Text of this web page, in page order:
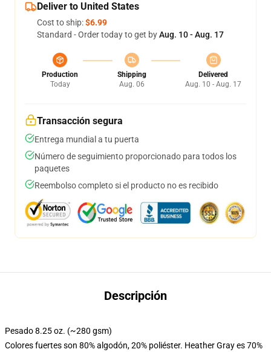
Deliver to United States
Cost to ship:$6.99
Standard - Order today to get byAug. 10 - Aug. 17
Production
Today
Shipping
Aug. 06
Delivered
Aug. 10 - Aug. 17
Transacción segura
Entrega mundial a tu puerta
Número de seguimiento proporcionado para todos los
paquetes
Reembolso completo si el producto no es recibido
Descripción
Pesado 8.25 oz. (~280 gsm)
Colores fuertes son 80% algodón, 20% poliéster. Heather Gray es 70%